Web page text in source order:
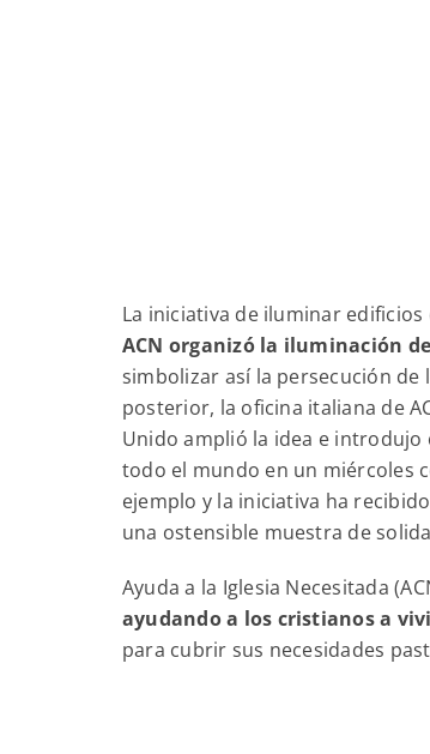
La iniciativa de iluminar
ACN organizó la iluminación
simbolizar así la persecución
posterior, la oficina italiana de
Unido amplió la idea e introdujo
todo el mundo en un miércoles
ejemplo y la iniciativa ha
una ostensible muestra de
Ayuda a la Iglesia Necesitada
ayudando a los cristianos a
para cubrir sus necesidades